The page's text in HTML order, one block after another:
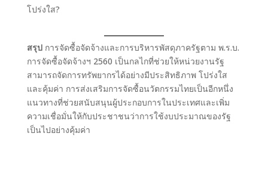
โปร่งใส?
สรุปการจัดซื้อจัดจ้างและการบริหารพัสดุภาครัฐตาม พ.ร.บ.
การจัดซื้อจัดจ้างฯ 2560 เป็นกลไกที่ช่วยให้หน่วยงานรัฐ
สามารถจัดการทรัพยากรได้อย่างมีประสิทธิภาพ โปร่งใส
และคุ้มค่า การส่งเสริมการจัดซื้อนวัตกรรมไทยเป็นอีกหนึ่ง
แนวทางที่ช่วยสนับสนุนผู้ประกอบการในประเทศและเพิ่ม
ความเชื่อมั่นให้กับประชาชนว่าการใช้งบประมาณของรัฐ
เป็นไปอย่างคุ้มค่า